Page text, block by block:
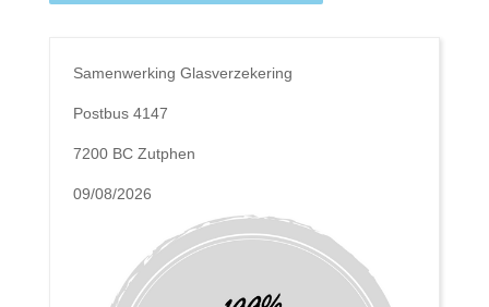
Samenwerking Glasverzekering
Postbus 4147
7200 BC Zutphen
09/08/2026